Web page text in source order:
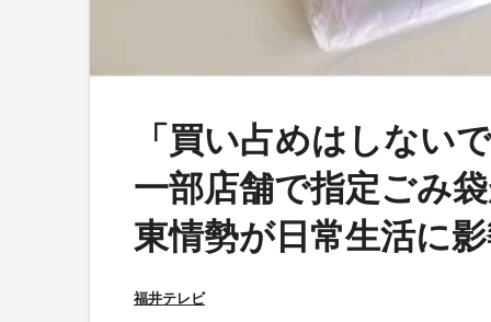
「買い占めはしない
一部店舗で指定ごみ
東情勢が日常生活に
福井テレビ